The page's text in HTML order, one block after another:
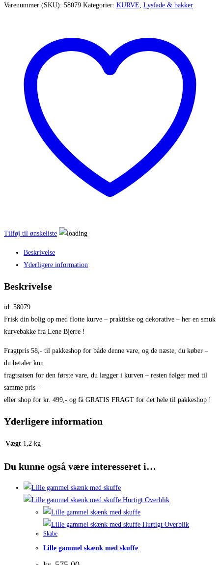
kurve
Varenummer (SKU): 58079 Kategorier: KURVE Lysfade & bakker
Tilføj til ønskeliste
Beskrivelse
Yderligere information
Beskrivelse
id. 58079
Frisk din bolig op med flotte kurve – praktiske og dekorative – her en smuk
kurvebakke fra Lene Bjerre !
Fragtpris 58,- til pakkeshop for både denne vare, og de næste, du køber –
du betaler kun
fragtsatsen for den første vare, du lægger i kurven – resten følger med til
samme pris –
eller shop for kr. 499,- og få GRATIS FRAGT for det hele til pakkeshop !
Yderligere information
Vægt 1,2 kg
Du kunne også være interesseret i…
Hurtigt Overblik
Hurtigt Overblik
Skabe
Lille gammel skænk med skuffe